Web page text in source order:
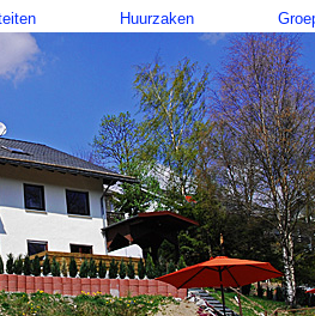
Huurzaken